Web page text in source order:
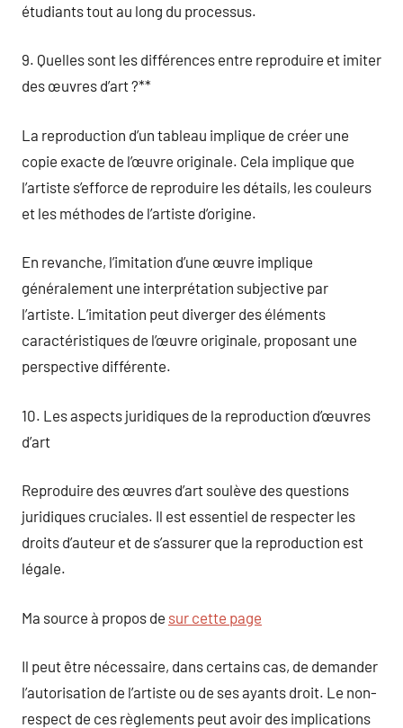
étudiants tout au long du processus.
9. Quelles sont les différences entre reproduire et imiter
des œuvres d’art ?**
La reproduction d’un tableau implique de créer une
copie exacte de l’œuvre originale. Cela implique que
l’artiste s’efforce de reproduire les détails, les couleurs
et les méthodes de l’artiste d’origine.
En revanche, l’imitation d’une œuvre implique
généralement une interprétation subjective par
l’artiste. L’imitation peut diverger des éléments
caractéristiques de l’œuvre originale, proposant une
perspective différente.
10. Les aspects juridiques de la reproduction d’œuvres
d’art
Reproduire des œuvres d’art soulève des questions
juridiques cruciales. Il est essentiel de respecter les
droits d’auteur et de s’assurer que la reproduction est
légale.
Ma source à propos de sur cette page
Il peut être nécessaire, dans certains cas, de demander
l’autorisation de l’artiste ou de ses ayants droit. Le non-
respect de ces règlements peut avoir des implications